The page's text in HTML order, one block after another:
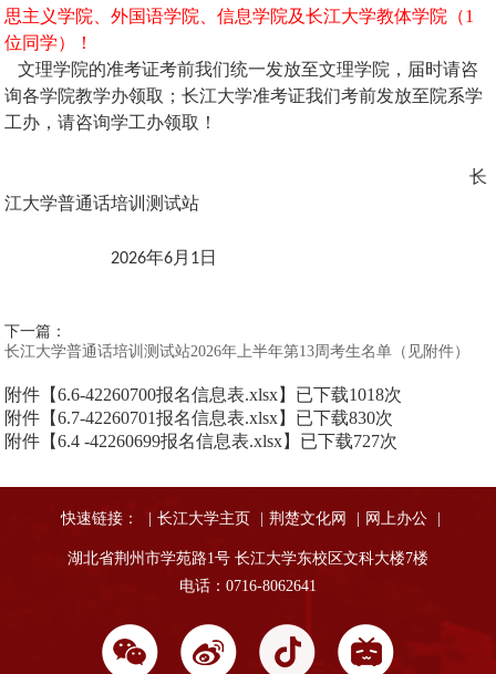
思主义学院、外国语学院、信息学院及长江大学教体学院（1
位同学）！
文理学院的准考证考前我们统一发放至文理学院，届时请咨
询各学院教学办领取；长江大学准考证我们考前发放至院系学
工办，请咨询学工办领取！
长
江大学普通话培训测试站
2026年6月 1日
下一篇：
长江大学普通话培训测试站2026年上半年第13周考生名单（见附件）
附件【6.6-42260700报名信息表.xlsx】已下载1018次
附件【6.7-42260701报名信息表.xlsx】已下载830次
附件【6.4 -42260699报名信息表.xlsx】已下载727次
快速链接： 长江大学主页 荆楚文化网 网上办公
湖北省荆州市学苑路1号 长江大学东校区文科大楼7楼
电话：0716-8062641